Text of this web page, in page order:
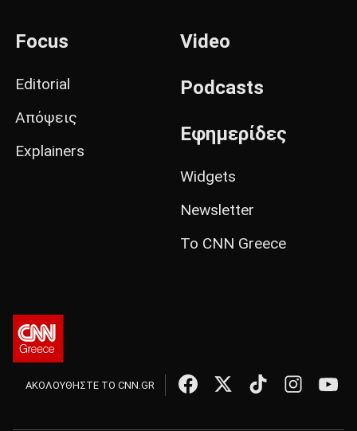
Focus
Editorial
Απόψεις
Explainers
Video
Podcasts
Εφημερίδες
Widgets
Newsletter
Το CNN Greece
ΑΚΟΛΟΥΘΗΣΤΕ ΤΟ CNN.GR